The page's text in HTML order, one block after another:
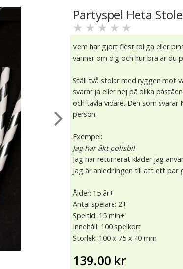
Partyspel Heta
★ ★ ★ ★ ★
Vem har gjort flest roliga eller
vänner om dig och hur bra är du
Ställ två stolar med ryggen mot
svarar ja eller nej på olika
och tävla vidare. Den som svarar
person.
Exempel:
Jag har åkt polisbil
Jag har returnerat kläder jag
Jag är anledningen till att ett par
Ålder: 15 år+
Antal spelare: 2+
Speltid: 15 min+
Innehåll: 100 spelkort
Storlek: 100 x 75 x 40 mm
139.00 kr